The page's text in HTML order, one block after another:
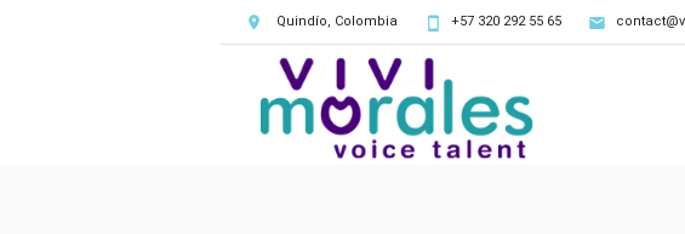
Quindío, Colombia +57 320 292 55 65